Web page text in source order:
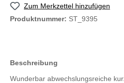
Zum Merkzettel hinzufügen
Produktnummer: ST_9395
Beschreibung
Wunderbar abwechslungsreiche